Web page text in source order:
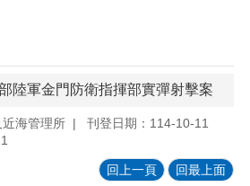
陸軍金門防衛指揮部實彈射擊案
海管理所
刊登日期：114-10-11
回上一頁 回最上面